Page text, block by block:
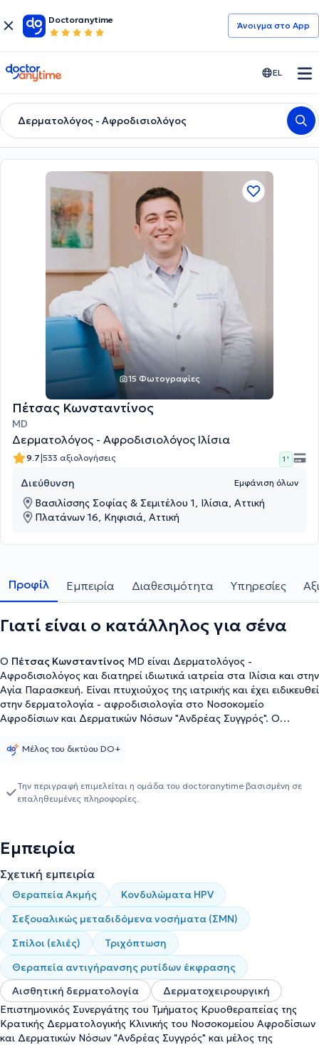
Doctoranytime
Άνοιγμα στο App
doctoranytime EL
Δερματολόγος - Αφροδισιολόγος
15 Φωτογραφίες
Πέτσας Κωνσταντίνος
MD
Δερματολόγος - Αφροδισιολόγος Ιλίσια
9.7|533 αξιολογήσεις 1 '
Διεύθυνση Εμφάνιση όλων
Βασιλίσσης Σοφίας & Σεμιτέλου 1, Ιλίσια, Αττική
Πλατάνων 16, Κηφισιά, Αττική
Προφίλ Εμπειρία Διαθεσιμότητα Υπηρεσίες
Γιατί είναι ο κατάλληλος για σένα
Ο Πέτσας Κωνσταντίνος MD είναι Δερματολόγος -
Αφροδισιολόγος και διατηρεί ιδιωτικά ιατρεία στα Ιλίσια και στην
Αγία Παρασκευή. Είναι πτυχιούχος της ιατρικής και έχει ειδικευθεί
στην δερματολογία - αφροδισιολογία στο Νοσοκομείο
Αφροδίσιων και Δερματικών Νόσων "Ανδρέας Συγγρός". Ο
διαθέτει ιδιαίτερη εμπειρία στην αισθητική χειρουργική και στη
Κρυοθεραπείας της Κρατικής Δερματολογικής Κλινικής του
Νοσοκομείου "Ανδρέας Συγγρός" και Επιστημονικός Σύμβουλος
ενδιαφέρονται για τις σύγχρονες εφαρμογές επεμβατικής και
αισθητικής δερματολογίας. Αριθμεί πληθώρα δημοσιεύσεων και
επιστημονικών μελετών σε έγκυρα επιστημονικά περιοδικά, σε
ερευνητικά πρωτόκολλα και σε συνέδρια στην Ελλάδα και το
εξωτερικό. Τέλος, ο γιατρός είναι μέλος της Ελληνικής
Δερματολογικής - Αφροδισιολογικής Εταιρείας, της Ελληνικής
Δερματοχειρουργικής Εταιρείας, της Ελληνικής Εταιρείας
Παιδιατρικής Δερματολογίας και της Ελληνικής Ακαδημίας
Αντιγήρανσης.
Μέλος του δικτύου DO+
Την περιγραφή επιμελείται η ομάδα του doctoranytime βασισμένη σε
επαληθευμένες πληροφορίες.
Εμπειρία
Σχετική εμπειρία
Θεραπεία Ακμής
Κονδυλώματα HPV
Σεξουαλικώς μεταδιδόμενα νοσήματα (ΣΜΝ)
Σπίλοι (ελιές)
Τριχόπτωση
Θεραπεία αντιγήρανσης ρυτίδων έκφρασης
Αισθητική δερματολογία
Δερματοχειρουργική
Επιστημονικός Συνεργάτης του Τμήματος Κρυοθεραπείας της
Κρατικής Δερματολογικής Κλινικής του Νοσοκομείου Αφροδίσιων
και Δερματικών Νόσων "Ανδρέας Συγγρός" και μέλος της